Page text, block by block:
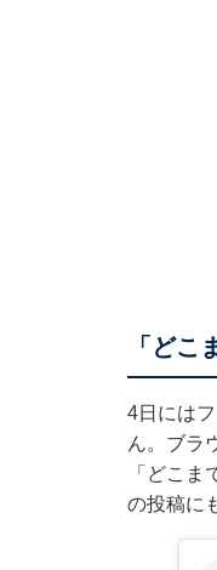
「どこ
4日には
ん。ブラ
「どこ
の投稿に